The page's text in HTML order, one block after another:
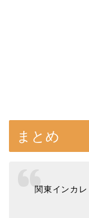
まとめ
関東インカレ